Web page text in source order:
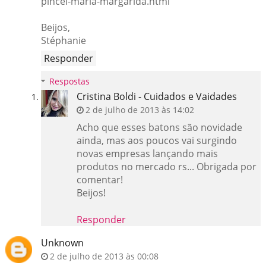
Beijos,
Stéphanie
Responder
Respostas
Cristina Boldi - Cuidados e Vaidades
2 de julho de 2013 às 14:02
Acho que esses batons são novidade
ainda, mas aos poucos vai surgindo
novas empresas lançando mais
produtos no mercado rs... Obrigada por
comentar!
Beijos!
Responder
Unknown
2 de julho de 2013 às 00:08